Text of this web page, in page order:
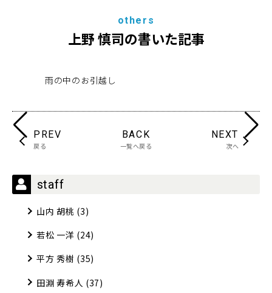
others
上野 慎司の書いた記事
雨の中のお引越し
PREV
戻る
BACK
一覧へ戻る
NEXT
次へ
staff
山内 胡桃 (3)
若松 一洋 (24)
平方 秀樹 (35)
田淵 寿希人 (37)